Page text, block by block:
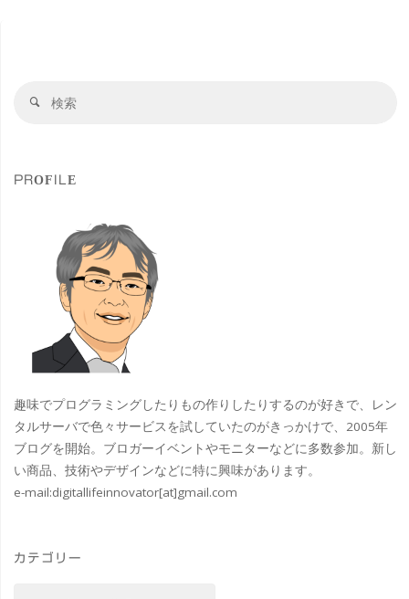
や
ADD
で
高
化
LCM
LoRA
検
PROFILE
趣味でプログラミングしたりもの作りしたりするのが好きで、レン
タルサーバで色々サービスを試していたのがきっかけで、2005年
ブログを開始。ブロガーイベントやモニターなどに多数参加。新し
い商品、技術やデザインなどに特に興味があります。
e-mail:digitallifeinnovator[at]gmail.com
カテゴリー